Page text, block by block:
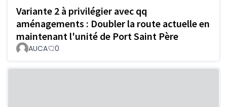
Variante 2 à privilégier avec qq
aménagements : Doubler la route actuelle en
maintenant l'unité de Port Saint Père
AUCA 0